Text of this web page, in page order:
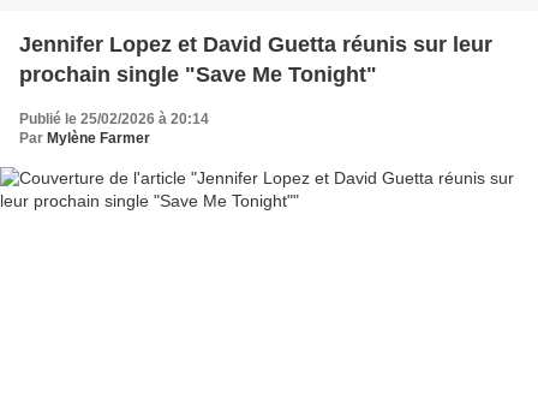
Jennifer Lopez et David Guetta réunis sur leur
prochain single "Save Me Tonight"
Publié le 25/02/2026 à 20:14
Par Mylène Farmer